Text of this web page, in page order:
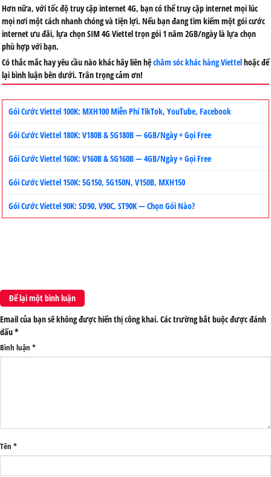
Hơn nữa, với tốc độ truy cập internet 4G, bạn có thể truy cập internet mọi lúc
mọi nơi một cách nhanh chóng và tiện lợi. Nếu bạn đang tìm kiếm một gói cước
internet ưu đãi, lựa chọn SIM 4G Viettel trọn gói 1 năm 2GB/ngày là lựa chọn
phù hợp với bạn.
Có thắc mắc hay yêu cầu nào khác hãy liên hệchăm sóc khác hàng Viettelhoặc để
lại bình luận bên dưới. Trân trọng cảm ơn!
Gói Cước Viettel 100K: MXH100 Miễn Phí TikTok, YouTube, Facebook
Gói Cước Viettel 180K: V180B & 5G180B — 6GB/Ngày + Gọi Free
Gói Cước Viettel 160K: V160B & 5G160B — 4GB/Ngày + Gọi Free
Gói Cước Viettel 150K: 5G150, 5G150N, V150B, MXH150
Gói Cước Viettel 90K: SD90, V90C, ST90K — Chọn Gói Nào?
Để lại một bình luận
Email của bạn sẽ không được hiển thị công khai. Các trường bắt buộc được đánh
dấu*
Bình luận *
Tên *